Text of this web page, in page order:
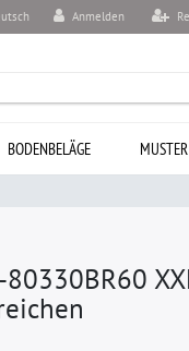
Anmelden
BODENBELÄGE
80330BR60